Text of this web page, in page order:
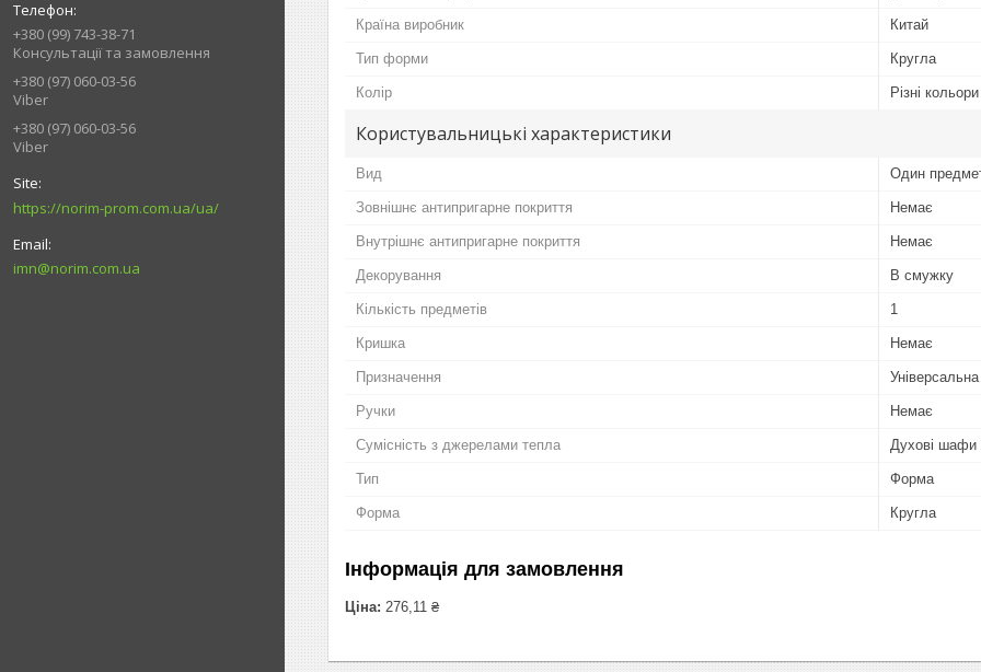
+380 (99) 743-38-71
Консультації та замовлення
+380 (97) 060-03-56
Viber
+380 (97) 060-03-56
Viber
https://norim-prom.com.ua/ua/
imn@norim.com.ua
Країна виробник Китай
Тип форми Кругла
Колір Різні кольори
Користувальницькі характеристики
Вид Один
Зовнішнє антипригарне покриття Немає
Внутрішнє антипригарне покриття Немає
Декорування В смужку
Кількість предметів 1
Кришка Немає
Призначення Універсальна
Ручки Немає
Сумісність з джерелами тепла Духові шафи
Тип Форма
Форма Кругла
Інформація для замовлення
Ціна: 276,11 ₴